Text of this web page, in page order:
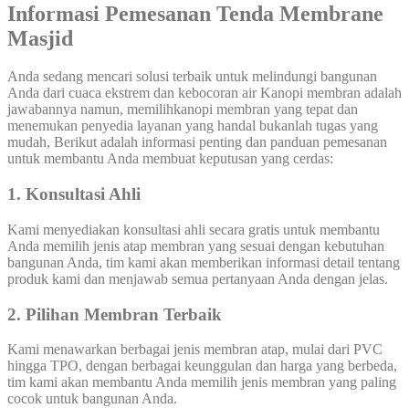
Informasi Pemesanan Tenda Membrane
Masjid
Anda sedang mencari solusi terbaik untuk melindungi bangunan
Anda dari cuaca ekstrem dan kebocoran air Kanopi membran adalah
jawabannya namun, memilihkanopi membran yang tepat dan
menemukan penyedia layanan yang handal bukanlah tugas yang
mudah, Berikut adalah informasi penting dan panduan pemesanan
untuk membantu Anda membuat keputusan yang cerdas:
1. Konsultasi Ahli
Kami menyediakan konsultasi ahli secara gratis untuk membantu
Anda memilih jenis atap membran yang sesuai dengan kebutuhan
bangunan Anda, tim kami akan memberikan informasi detail tentang
produk kami dan menjawab semua pertanyaan Anda dengan jelas.
2. Pilihan Membran Terbaik
Kami menawarkan berbagai jenis membran atap, mulai dari PVC
hingga TPO, dengan berbagai keunggulan dan harga yang berbeda,
tim kami akan membantu Anda memilih jenis membran yang paling
cocok untuk bangunan Anda.